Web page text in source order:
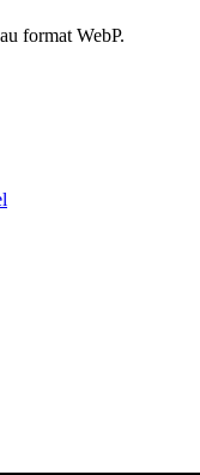
format WebP.